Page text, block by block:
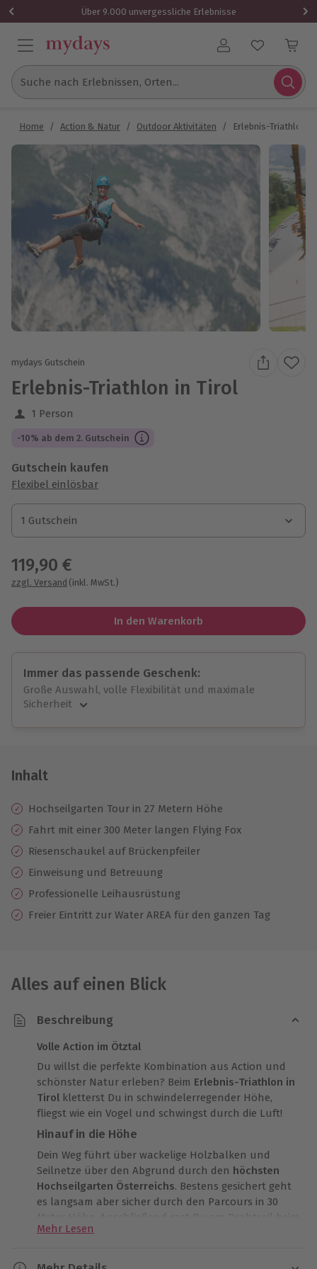
Über 9.000 unvergessliche Erlebnisse
Benutzerkonto
Suche nach Erlebnissen, Orten...
Home / Action & Natur / Outdoor Aktivitäten / Erlebnis-Triathlon
mydays Gutschein
Erlebnis-Triathlon in Tirol
1 Person
-10% ab dem 2. Gutschein
Gutschein kaufen
Flexibel einlösbar
1 Gutschein
1 Gutschein
1 Gutschein
119,90 €
zzgl. Versand (inkl. MwSt.)
In den Warenkorb
Immer das passende Geschenk:
Große Auswahl, volle Flexibilität und maximale
Sicherheit
Jeder Gutschein für alle Erlebnisse einlösbar.
10 Jahre gültig & verlängerbar.
Inhalt
Hochseilgarten Tour in 27 Metern Höhe
Fahrt mit einer 300 Meter langen Flying Fox
Riesenschaukel auf Brückenpfeiler
Einweisung und Betreuung
Professionelle Leihausrüstung
Freier Eintritt zur Water AREA für den ganzen Tag
Alles auf einen Blick
Beschreibung
Volle Action im Ötztal
Du willst die perfekte Kombination aus Action und
schönster Natur erleben? Beim Erlebnis-Triathlon in
Tirol kletterst Du in schwindelerregender Höhe,
fliegst wie ein Vogel und schwingst durch die Luft!
Hinauf in die Höhe
Dein Weg führt über wackelige Holzbalken und
Seilnetze über den Abgrund durch den höchsten
Hochseilgarten Österreichs. Bestens gesichert geht
es langsam aber sicher durch den Parcours in 30
Meter Höhe. Anschließend rast Du am Drahtseil beim
Flying Fox durch die Lüfte und genießt grandiose
Mehr Lesen